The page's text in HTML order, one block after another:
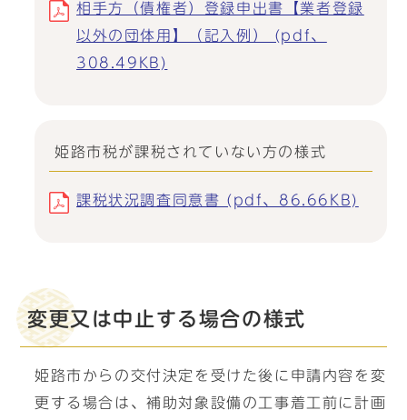
相手方（債権者）登録申出書【業者登録
以外の団体用】（記入例） (pdf、
308.49KB)
姫路市税が課税されていない方の様式
課税状況調査同意書 (pdf、86.66KB)
変更又は中止する場合の様式
姫路市からの交付決定を受けた後に申請内容を変
更する場合は、補助対象設備の工事着工前に計画